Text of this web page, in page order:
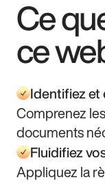
Ce
ce
Identifiez et
Comprenez
documents
Fluidifiez
Appliquez la